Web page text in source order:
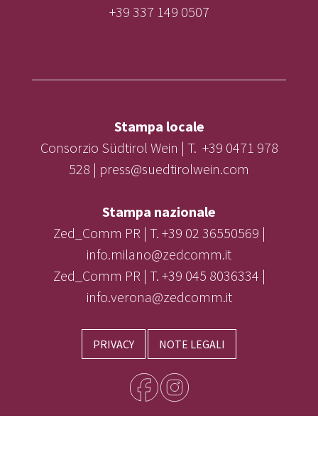
+39 337 149 0507
Stampa locale
Consorzio Südtirol Wein | T. +39 0471 978
528 | press@suedtirolwein.com
Stampa nazionale
Zed_Comm PR | T. +39 02 36550569 |
info.milano@zedcomm.it
Zed_Comm PR | T. +39 045 8036334 |
info.verona@zedcomm.it
PRIVACY NOTE LEGALI